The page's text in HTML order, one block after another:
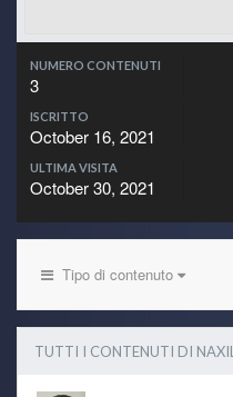
NUMERO CONTENUTI
3
ISCRITTO
October 16, 2021
ULTIMA VISITA
October 30, 2021
Tipo di contenuto
TUTTI I CONTENUTI DI NAXIL